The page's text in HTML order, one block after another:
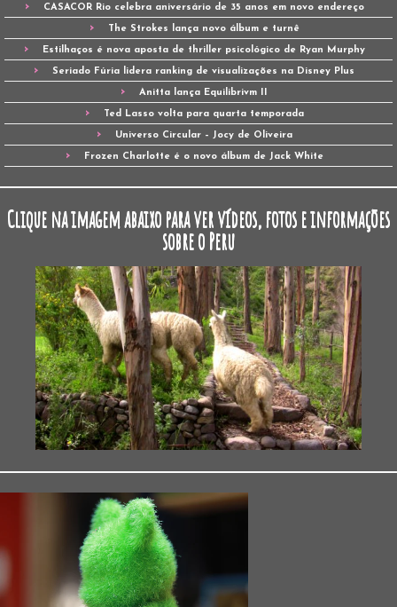
CASACOR Rio celebra aniversário de 35 anos em novo endereço
The Strokes lança novo álbum e turnê
Estilhaços é nova aposta de thriller psicológico de Ryan Murphy
Seriado Fúria lidera ranking de visualizações na Disney Plus
Anitta lança Equilibrivm II
Ted Lasso volta para quarta temporada
Universo Circular – Jocy de Oliveira
Frozen Charlotte é o novo álbum de Jack White
Clique na imagem abaixo para ver vídeos, fotos e informações
sobre o Peru